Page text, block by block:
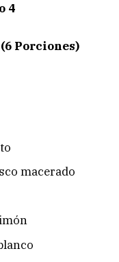
4
Porciones)
macerado